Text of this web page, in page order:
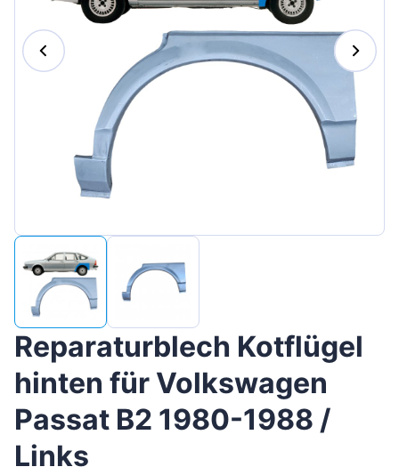
Magyar
Lietuvių
Hrvatski
Reparaturblech Kotflügel
hinten für Volkswagen
Passat B2 1980-1988 /
Links